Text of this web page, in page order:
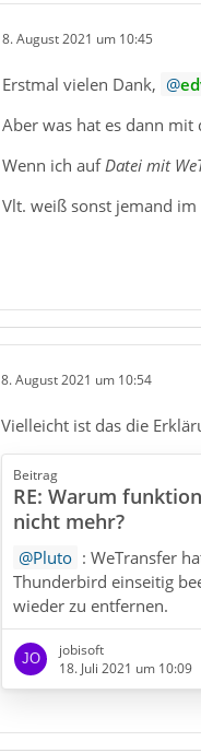
8. August 2021 um 10:45
Erstmal vielen Dank,
Aber was hat es dann
Wenn ich aufDatei mit
Vlt. weiß sonst jemand
8. August 2021 um 10:54
Vielleicht ist das die
Beitrag
RE: Warum
nicht mehr?
Pluto : WeTransfer
Thunderbird einseitig
wieder zu entfernen.
jobisoft
18. Juli 2021 um 10:09